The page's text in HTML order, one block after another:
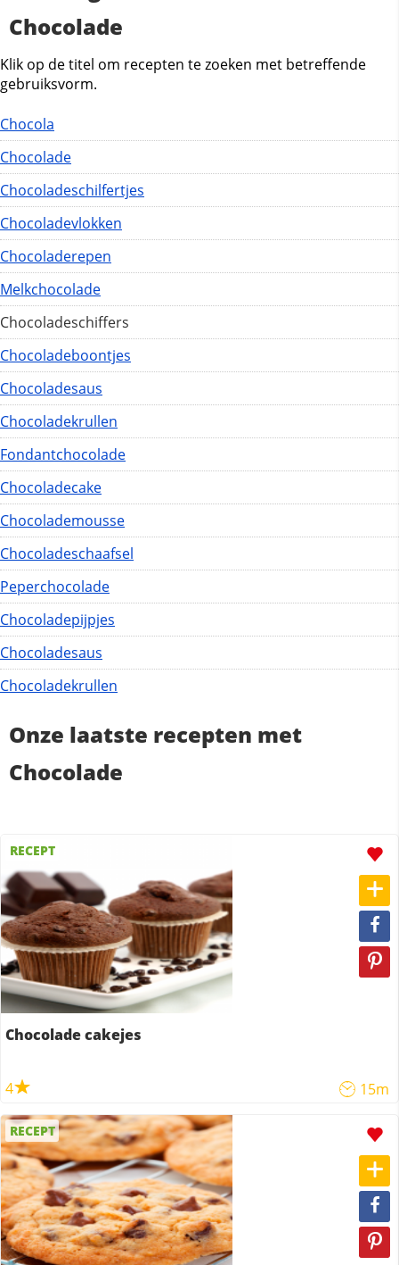
Chocolade
Klik op de titel om recepten te zoeken met betreffende
gebruiksvorm.
Chocola
Chocolade
Chocoladeschilfertjes
Chocoladevlokken
Chocoladerepen
Melkchocolade
Chocoladeschiffers
Chocoladeboontjes
Chocoladesaus
Chocoladekrullen
Fondantchocolade
Chocoladecake
Chocolademousse
Chocoladeschaafsel
Peperchocolade
Chocoladepijpjes
Chocoladesaus
Chocoladekrullen
Onze laatste recepten met
Chocolade
RECEPT
Chocolade cakejes
4 15m
RECEPT